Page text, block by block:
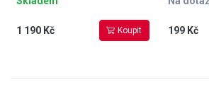
1 190 Kč Koupit 199 Kč